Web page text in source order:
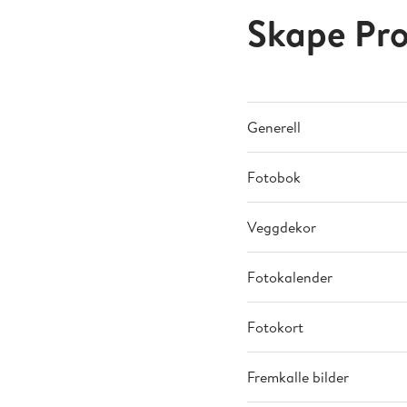
Skape
Generell
Fotobok
Veggdekor
Fotokalender
Fotokort
Fremkalle bilder